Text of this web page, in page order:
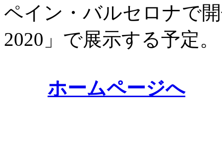
ペイン・バルセロナで
2020」で展示する予定。
ホームページへ